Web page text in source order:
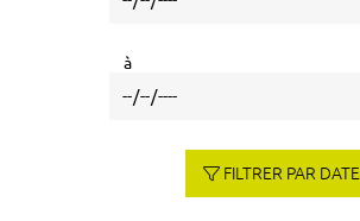
à
FILTRER PAR DATE